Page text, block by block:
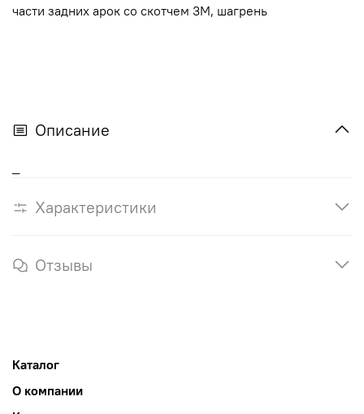
части задних арок со скотчем 3М, шагрень
Описание
Характеристики
Отзывы
Каталог
О компании